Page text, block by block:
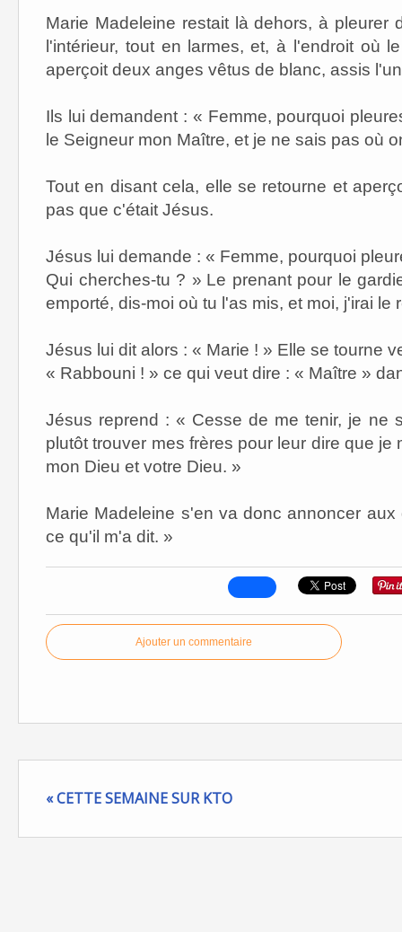
Marie Madeleine restait là dehors, à
l'intérieur, tout en larmes, et, à l'endroit où
aperçoit deux anges vêtus de blanc, assis
Ils lui demandent : « Femme, pourquoi
le Seigneur mon Maître, et je ne sais pas où
Tout en disant cela, elle se retourne et
pas que c'était Jésus.
Jésus lui demande : « Femme, pourquoi
Qui cherches-tu ? » Le prenant pour le
emporté, dis-moi où tu l'as mis, et moi, j'irai le
Jésus lui dit alors : « Marie ! » Elle se tourne
« Rabbouni ! » ce qui veut dire : « Maître »
Jésus reprend : « Cesse de me tenir, je ne
plutôt trouver mes frères pour leur dire que
mon Dieu et votre Dieu. »
Marie Madeleine s'en va donc annoncer
ce qu'il m'a dit. »
Ajouter un commentaire
« CETTE SEMAINE SUR KTO